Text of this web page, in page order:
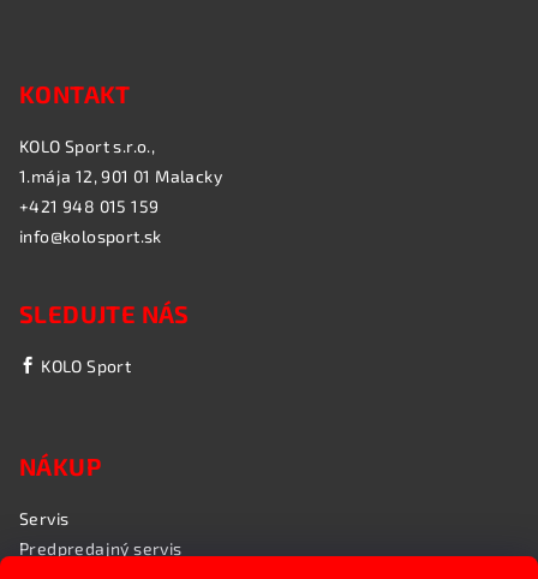
KONTAKT
KOLO Sport s.r.o.,
1.mája 12, 901 01 Malacky
+421 948 015 159
info@kolosport.sk
SLEDUJTE NÁS
KOLO Sport
NÁKUP
Servis
Predpredajný servis